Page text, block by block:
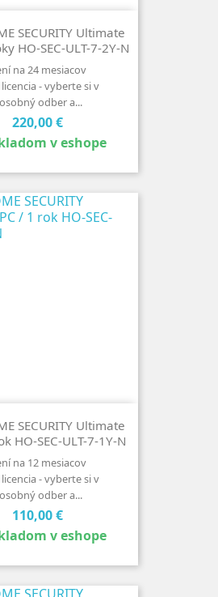
SECURITY Ultimate
HO-SEC-ULT-7-2Y-N
na 24 mesiacov
- vyberte si v
odber a...
Cena
220,00 €
v eshope
SECURITY Ultimate
HO-SEC-ULT-7-1Y-N
na 12 mesiacov
- vyberte si v
odber a...
Cena
110,00 €
v eshope